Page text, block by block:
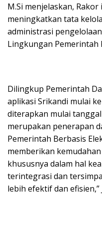
M.Si menjelaskan,
meningkatkan tata
administrasi
Lingkungan Pemerintah
Dilingkup Pemerintah
aplikasi Srikandi mulai
diterapkan mulai
merupakan penerapan
Pemerintah Berbasis
memberikan
khususnya dalam hal
terintegrasi dan
lebih efektif dan efisien,”